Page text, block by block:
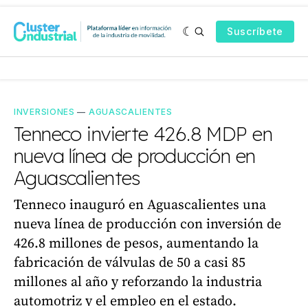
Suscríbete
INVERSIONES — AGUASCALIENTES
Tenneco invierte 426.8 MDP en
nueva línea de producción en
Aguascalientes
Tenneco inauguró en Aguascalientes una
nueva línea de producción con inversión de
426.8 millones de pesos, aumentando la
fabricación de válvulas de 50 a casi 85
millones al año y reforzando la industria
automotriz y el empleo en el estado.